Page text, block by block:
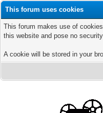
This forum uses cookies
This forum makes use of
this website and pose no
A cookie will be stored in your